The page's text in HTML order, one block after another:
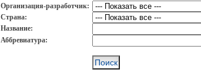
Организация-разработчик:
Cтрана:
Название:
Аббревиатура: